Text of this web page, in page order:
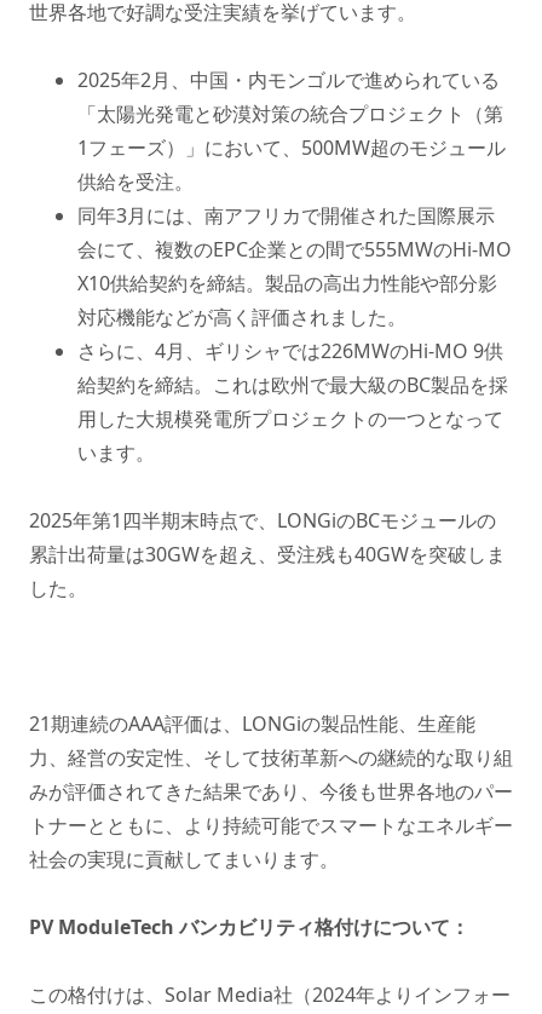
世界各地で好調な受注実績を挙げています。
2025年2月、中国・内モンゴルで進められている
「太陽光発電と砂漠対策の統合プロジェクト（第
1フェーズ）」において、500MW超のモジュール
供給を受注。
同年3月には、南アフリカで開催された国際展示
会にて、複数のEPC企業との間で555MWのHi-MO
X10供給契約を締結。製品の高出力性能や部分影
対応機能などが高く評価されました。
さらに、4月、ギリシャでは226MWのHi-MO 9供
給契約を締結。これは欧州で最大級のBC製品を採
用した大規模発電所プロジェクトの一つとなって
います。
2025年第1四半期末時点で、LONGiのBCモジュールの
累計出荷量は30GWを超え、受注残も40GWを突破しま
した。
21期連続のAAA評価は、LONGiの製品性能、生産能
力、経営の安定性、そして技術革新への継続的な取り組
みが評価されてきた結果であり、今後も世界各地のパー
トナーとともに、より持続可能でスマートなエネルギー
社会の実現に貢献してまいります。
PV ModuleTech バンカビリティ格付けについて：
この格付けは、Solar Media社（2024年よりインフォー